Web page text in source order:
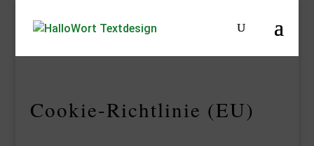
Cookie-Richtlinie (EU)